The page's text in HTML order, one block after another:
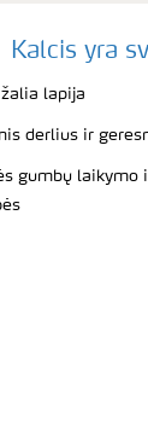
Kalcis yra
lapija
derlius ir
gumbų laikymo